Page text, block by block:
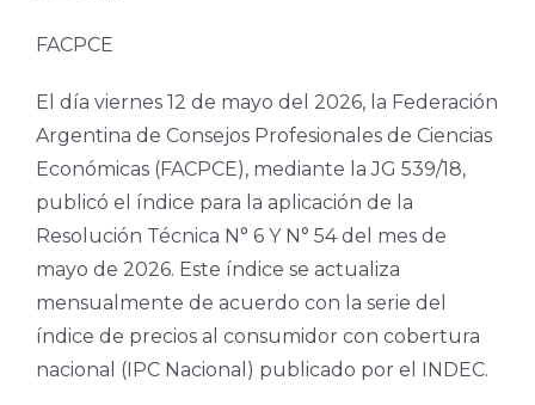
FACPCE
El día viernes 12 de mayo del 2026, la Federación
Argentina de Consejos Profesionales de Ciencias
Económicas (FACPCE), mediante la JG 539/18,
publicó el índice para la aplicación de la
Resolución Técnica N° 6 Y N° 54 del mes de
mayo de 2026. Este índice se actualiza
mensualmente de acuerdo con la serie del
índice de precios al consumidor con cobertura
nacional (IPC Nacional) publicado por el INDEC.